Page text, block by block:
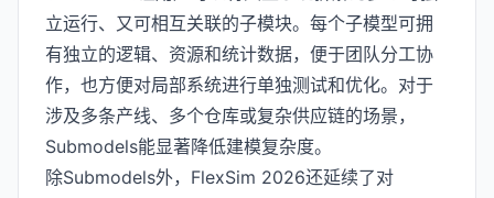
立运行、又可相互关联的子模块。每个子模型可拥
有独立的逻辑、资源和统计数据，便于团队分工协
作，也方便对局部系统进行单独测试和优化。对于
涉及多条产线、多个仓库或复杂供应链的场景，
Submodels能显著降低建模复杂度。
除Submodels外，FlexSim 2026还延续了对